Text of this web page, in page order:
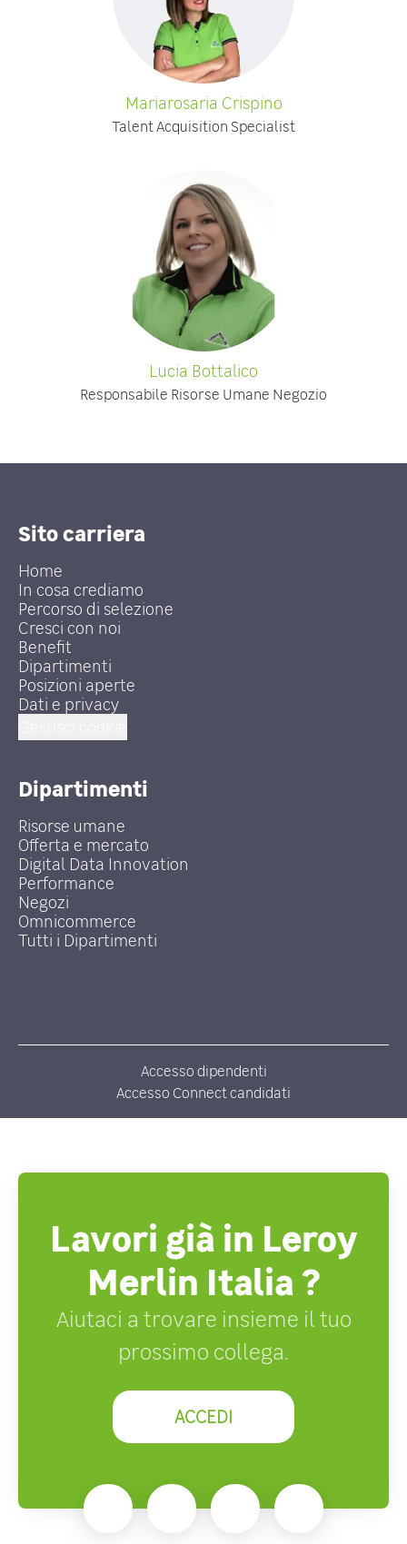
Mariarosaria Crispino
Talent Acquisition Specialist
Lucia Bottalico
Responsabile Risorse Umane Negozio
Sito carriera
Home
In cosa crediamo
Percorso di selezione
Cresci con noi
Benefit
Dipartimenti
Posizioni aperte
Dati e privacy
Dipartimenti
Risorse umane
Offerta e mercato
Digital Data Innovation
Performance
Negozi
Omnicommerce
Tutti i Dipartimenti
Accesso dipendenti
Accesso Connect candidati
Lavori già in Leroy
Merlin Italia ?
Aiutaci a trovare insieme il tuo
prossimo collega.
ACCEDI